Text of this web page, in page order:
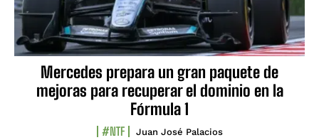
Mercedes prepara un gran paquete de
mejoras para recuperar el dominio en la
Fórmula 1
#NTF Juan José Palacios